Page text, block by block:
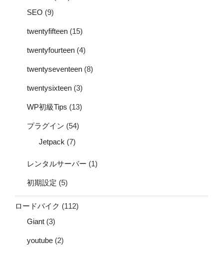
SEO (9)
twentyfifteen (15)
twentyfourteen (4)
twentyseventeen (8)
twentysixteen (3)
WP初級Tips (13)
プラグイン (54)
Jetpack (7)
レンタルサーバー (1)
初期設定 (5)
ロードバイク (112)
Giant (3)
youtube (2)